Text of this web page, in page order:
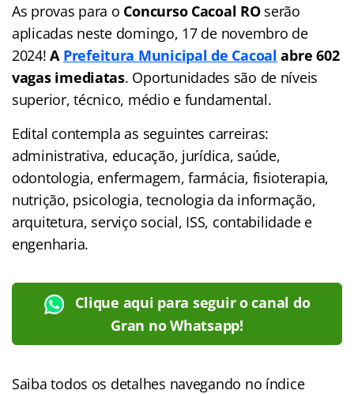
As provas para o Concurso Cacoal ROserão
aplicadas neste domingo, 17 de novembro de
2024!A Prefeitura Municipal de Cacoal abre 602
vagas imediatas. Oportunidades são de níveis
superior, técnico, médio e fundamental.
Edital contempla as seguintes carreiras:
administrativa, educação, jurídica, saúde,
odontologia, enfermagem, farmácia, fisioterapia,
nutrição, psicologia, tecnologia da informação,
arquitetura, serviço social, ISS, contabilidade e
engenharia.
Clique aqui para seguir o canal do
Gran no Whatsapp!
Saiba todos os detalhes navegando no índice